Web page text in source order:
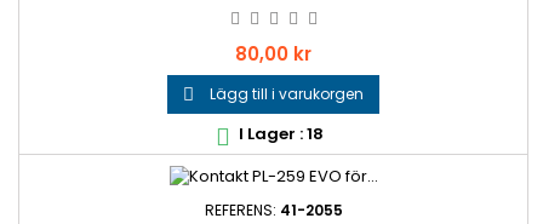
Pris
80,00 kr
 Lägg till i varukorgen
 I Lager : 18
REFERENS: 41-2055